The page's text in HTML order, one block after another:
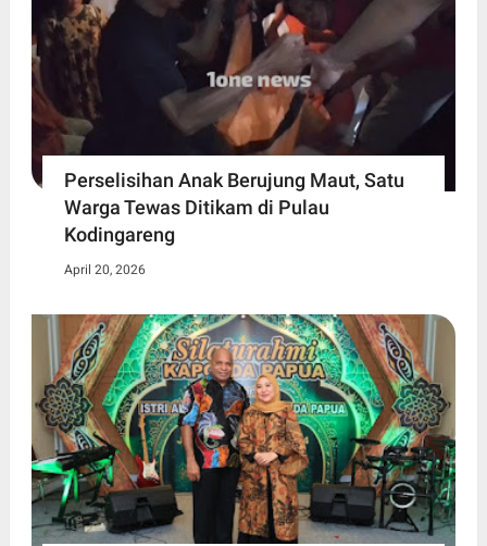
Perselisihan Anak Berujung Maut, Satu
Warga Tewas Ditikam di Pulau
Kodingareng
April 20, 2026